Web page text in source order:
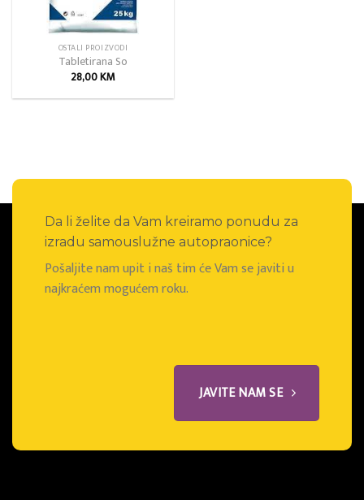
OSTALI PROIZVODI
Tabletirana So
28,00KM
Da li želite da Vam kreiramo ponudu za
izradu samouslužne autopraonice?
Pošaljite nam upit i naš tim će Vam se javiti u
najkraćem mogućem roku.
JAVITE NAM SE